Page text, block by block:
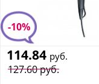
-10%
127.60 руб.
114.84 руб.